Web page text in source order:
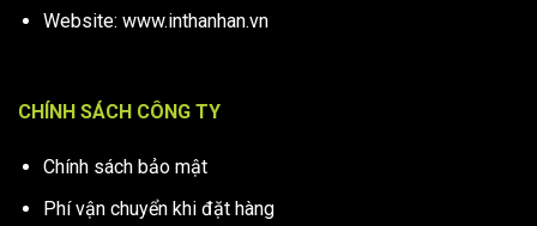
Website: www.inthanhan.vn
CHÍNH SÁCH CÔNG TY
Chính sách bảo mật
Phí vận chuyển khi đặt hàng